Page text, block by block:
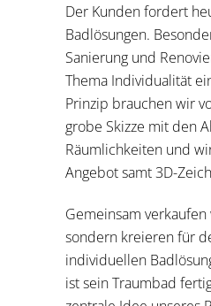
Der Kunden fordert
Badlösungen.
Sanierung und
Thema Individualität
Prinzip brauchen wir
grobe Skizze mit den
Räumlichkeiten und
Angebot samt 3D-
Gemeinsam
sondern kreieren für
individuellen
ist sein Traumbad